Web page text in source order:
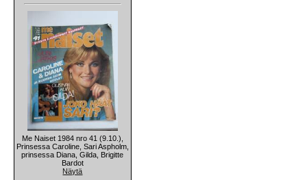
Me Naiset 1984 nro 41 (9.10.),
Prinsessa Caroline, Sari Aspholm,
prinsessa Diana, Gilda, Brigitte
Bardot
Näytä